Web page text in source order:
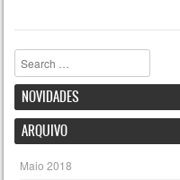
Pesquisar
NOVIDADES
ARQUIVO
Maio 2018